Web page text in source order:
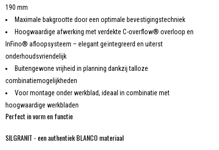
190 mm
Maximale bakgrootte door een optimale bevestigingstechniek
Hoogwaardige afwerking met verdekte C-overflow® overloop en
InFino® afloopsysteem – elegant geïntegreerd en uiterst
onderhoudsvriendelijk
Buitengewone vrijheid in planning dankzij talloze
combinatiemogelijkheden
Voor montage onder werkblad, ideaal in combinatie met
hoogwaardige werkbladen
Perfect in vorm en functie
SILGRANIT - een authentiek BLANCO materiaal